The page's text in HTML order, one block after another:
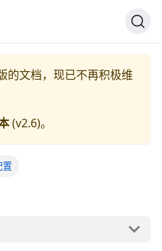
的文档，现已不再积极维
(v2.6)。
置